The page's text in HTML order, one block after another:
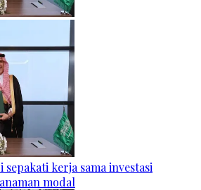
kerja sama investasi
modal